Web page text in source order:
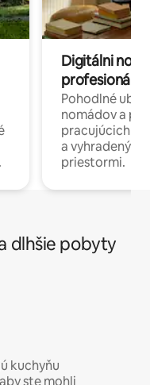
Digitálni
profesionáli
Pohodlné
nomádov a
pracujúcich
a
priestormi.
dlhšie pobyty
kuchyňu
ste mohli